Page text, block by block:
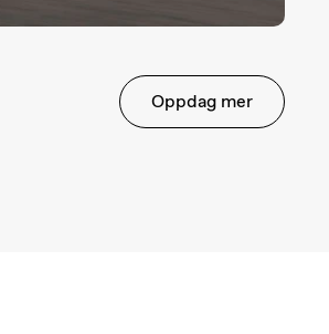
Oppdag mer